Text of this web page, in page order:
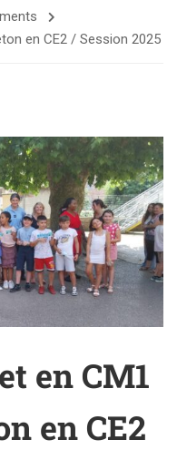
en CE2 / Session 2025
en CM1
en CE2